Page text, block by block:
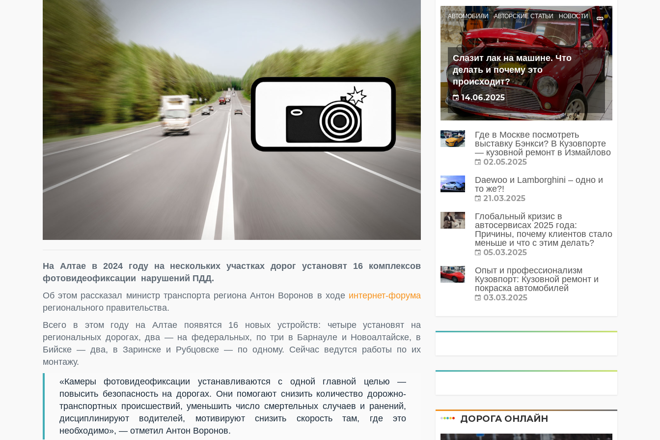
На Алтае в 2024 году на нескольких участках дорог установят 16 комплексов
фотовидеофиксации нарушений ПДД.
Об этом рассказал министр транспорта региона Антон Воронов в ходе интернет-форума
регионального правительства.
Всего в этом году на Алтае появятся 16 новых устройств: четыре установят на
региональных дорогах, два — на федеральных, по три в Барнауле и Новоалтайске, в
Бийске — два, в Заринске и Рубцовске — по одному. Сейчас ведутся работы по их
монтажу.
«Камеры фотовидеофиксации устанавливаются с одной главной целью —
повысить безопасность на дорогах. Они помогают снизить количество дорожно-
транспортных происшествий, уменьшить число смертельных случаев и ранений,
дисциплинируют водителей, мотивируют снизить скорость там, где это
необходимо», — отметил Антон Воронов.
АВТОМОБИЛИ АВТОРСКИЕ СТАТЬИ НОВОСТИ
Слазит лак на машине. Что
делать и почему это
происходит?
14.06.2025
Где в Москве посмотреть
выставку Бэнкси? В Кузовпорте
— кузовной ремонт в Измайлово
02.05.2025
Daewoo и Lamborghini – одно и
то же?!
21.03.2025
Глобальный кризис в
автосервисах 2025 года:
Причины, почему клиентов стало
меньше и что с этим делать?
05.03.2025
Опыт и профессионализм
Кузовпорт: Кузовной ремонт и
покраска автомобилей
03.03.2025
ДОРОГА ОНЛАЙН